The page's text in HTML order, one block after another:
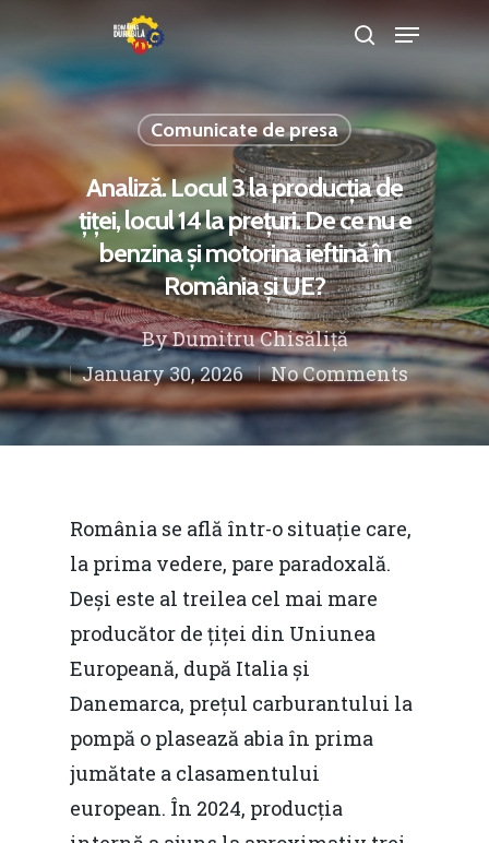
Hit enter to search or ESC to close
Comunicate de presa
Analiză. Locul 3 la producția de
țiței, locul 14 la prețuri. De ce nu e
benzina și motorina ieftină în
România și UE?
ByDumitru Chisăliță
January 30, 2026
No Comments
România se află într-o situație care,
la prima vedere, pare paradoxală.
Deși este al treilea cel mai mare
producător de țiței din Uniunea
Europeană, după Italia și
Danemarca, prețul carburantului la
pompă o plasează abia în prima
jumătate a clasamentului
european. În 2024, producția